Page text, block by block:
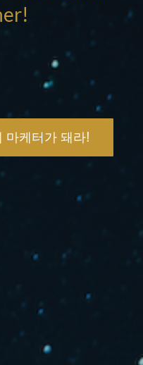
마케터가 돼라!